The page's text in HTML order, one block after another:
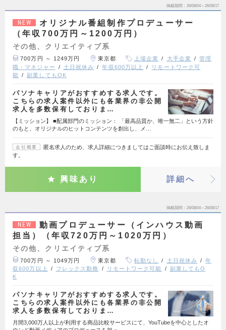
掲載期間 26/08/04～26/08/17
NEW
オリジナル番組制作プロデューサー
（年収700万円～1200万円）
その他、クリエイティブ系
700万円 ～ 1249万円 東京都 上場企業 大手企業
管理
職・マネジャー
土日祝休み 年収600万以上
リモートワーク可
能
副業してもOK
パソナキャリアがおすすめする求人です。
こちらの求人案件以外にも各業界の非公開
求人を多数保有しておりま…
【ミッション】 ■配属部門のミッション： 「最高品質か、唯一無二」という方針
のもと、オリジナルのヒットコンテンツを創出し、メ…
会社概要
匿名求人のため、求人詳細につきましてはご面談時にお伝え致しま
す。
興味あり 詳細へ
掲載期間 26/08/04～26/08/17
NEW
動画プロデューサー（インハウス動画
担当）（年収720万円～1020万円）
その他、クリエイティブ系
700万円 ～ 1049万円 東京都 転勤なし 土日祝休み
年
収600万以上
フレックス勤務 リモートワーク可能
副業してもO
K
パソナキャリアがおすすめする求人です。
こちらの求人案件以外にも各業界の非公開
求人を多数保有しておりま…
月間3,000万人以上が利用する商品比較サービスにて、YouTubeを中心としたオ